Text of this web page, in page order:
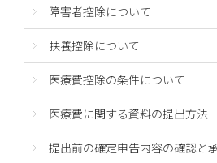
障害者控除について
扶養控除について
医療費控除の条件について
医療費に関する資料の提出方法
提出前の確定申告内容の確認と